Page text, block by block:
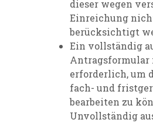
dieser wegen
Einreichung
berücksichtigt
Ein vollständig
Antragsformular
erforderlich, um
fach- und
bearbeiten zu
Unvollständig